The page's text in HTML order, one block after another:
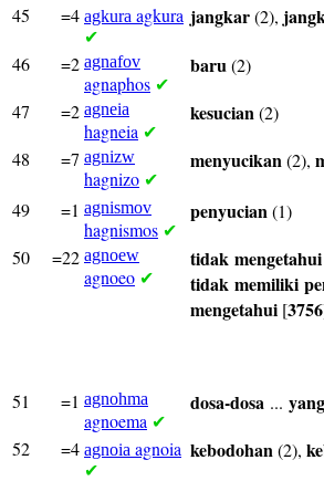
45 =4 agkura agkura
✔
jangkar(2),
46 =2 agnafov
agnaphos ✔
baru(2)
47 =2 agneia
hagneia ✔
kesucian(2)
48 =7 agnizw
hagnizo ✔
menyucikan(2),
49
=1 agnismov
hagnismos ✔
penyucian(1)
50 =22 agnoew
agnoeo ✔
tidak mengetahui
tidak memiliki
mengetahui [3756
51
=1 agnohma
agnoema ✔
dosa-dosa ... yang
52 =4 agnoia agnoia
✔
kebodohan(2),